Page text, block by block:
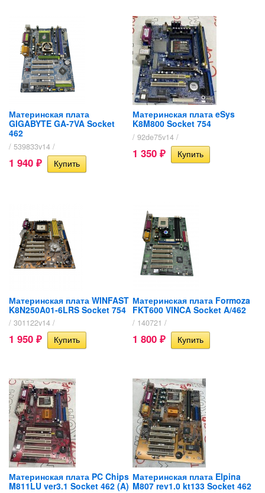
Материнская плата
GIGABYTE GA-7VA Socket
462
/ 539833v14 /
1 940 ₽
Материнская плата eSys
K8M800 Socket 754
/ 92de75v14 /
1 350 ₽
Материнская плата WINFAST
K8N250A01-6LRS Socket 754
/ 301122v14 /
1 950 ₽
Материнская плата Formoza
FKT600 VINCA Socket A/462
/ 140721 /
1 800 ₽
Материнская плата PC Chips
M811LU ver3.1 Socket 462 (A)
Материнская плата Elpina
M807 rev1.0 kt133 Socket 462